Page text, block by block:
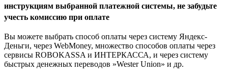
инструкциям выбранной платежной системы, не забудьте
учесть комиссию при оплате
Вы можете выбрать способ оплаты через систему Яндекс-
Деньги, через WebMoney, множество способов оплаты через
сервисы ROBOKASSA и ИНТЕРКАССА, и через систему
быстрых денежных переводов »Wester Union» и др.